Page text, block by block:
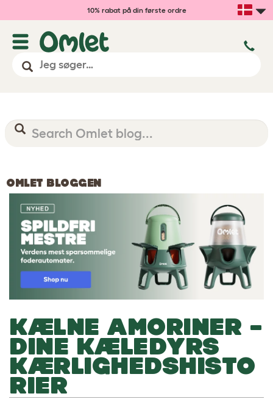
10% rabat på din første ordre
OMLET BLOGGEN
KÆLNE AMORINER –
DINE KÆLEDYRS
KÆRLIGHEDSHISTO
RIER